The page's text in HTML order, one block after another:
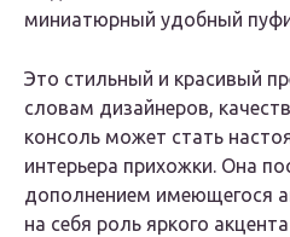
миниатюрный удобный
Это стильный и красивый
словам дизайнеров,
консоль может стать
интерьера прихожки. Она
дополнением имеющегося
на себя роль яркого